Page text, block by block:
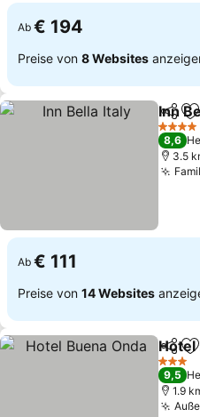
Ab € 194
Preise von 8 Websites
Teilen
Inn
4 Sterne
8,6
3.5
Ab € 111
Preise von 14 Websites
Teilen
Hotel
3 Sterne
9,5
1.9